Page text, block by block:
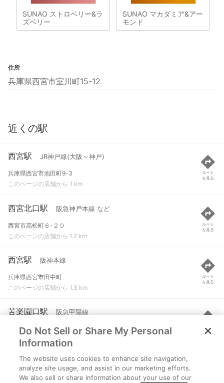
SUNAO ストロベリー&ラ
ズベリー
SUNAO マカダミア&アー
モンド
住所
兵庫県西宮市室川町15-12
近くの駅
西宮駅 JR神戸線(大阪～神戸)
兵庫県西宮市池田町9-3
このページの店舗から 1 km
ルート
を見る
西宮北口駅 阪急神戸本線 など
西宮市高松町６-２０
このページの店舗から 1.2 km
ルート
を見る
西宮駅 阪神本線
兵庫県西宮市田中町
このページの店舗から 1.3 km
ルート
を見る
苦楽園口駅 阪急甲陽線
西宮市石刎町１-２２
このページの店舗から 1.4 km
ルート
を見る
阪神国道駅
西宮市津門大塚町８-１８
Do Not Sell or Share My Personal
Information
The website uses cookies to enhance site navigation,
analyze site usage, and assist in our marketing efforts.
We also sell or share information about your use of our